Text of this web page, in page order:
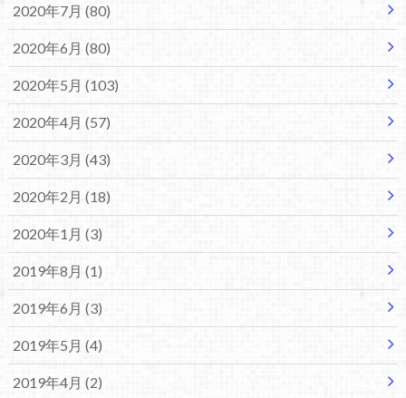
2020年7月 (80)
2020年6月 (80)
2020年5月 (103)
2020年4月 (57)
2020年3月 (43)
2020年2月 (18)
2020年1月 (3)
2019年8月 (1)
2019年6月 (3)
2019年5月 (4)
2019年4月 (2)